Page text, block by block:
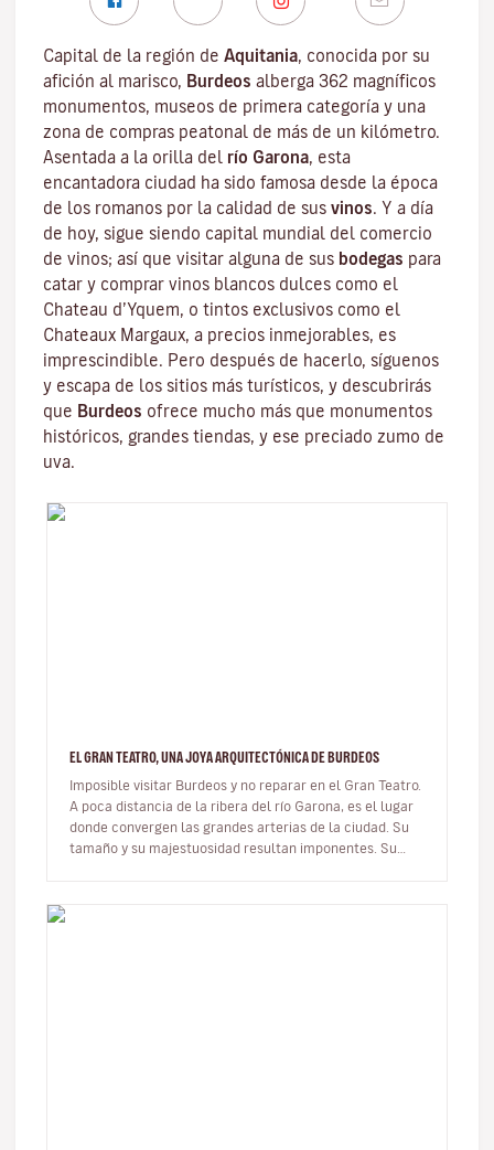
Capital de la región de Aquitania, conocida por su
afición al marisco, Burdeos alberga 362 magníficos
monumentos, museos de primera categoría y una
zona de compras peatonal de más de un kilómetro.
Asentada a la orilla del río Garona, esta
encantadora ciudad ha sido famosa desde la época
de los romanos por la calidad de sus vinos. Y a día
de hoy, sigue siendo capital mundial del comercio
de vinos; así que visitar alguna de sus bodegas para
catar y comprar vinos blancos dulces como el
Chateau d’Yquem, o tintos exclusivos como el
Chateaux Margaux, a precios inmejorables, es
imprescindible. Pero después de hacerlo, síguenos
y escapa de los sitios más turísticos, y descubrirás
que Burdeos ofrece mucho más que monumentos
históricos, grandes tiendas, y ese preciado zumo de
uva.
EL GRAN TEATRO, UNA JOYA ARQUITECTÓNICA DE BURDEOS
Imposible visitar Burdeos y no reparar en el Gran Teatro.
A poca distancia de la ribera del río Garona, es el lugar
donde convergen las grandes arterias de la ciudad. Su
tamaño y su majestuosidad resultan imponentes. Su